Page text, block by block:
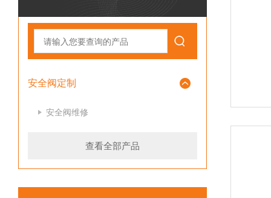
安全阀定制
安全阀维修
查看全部产品